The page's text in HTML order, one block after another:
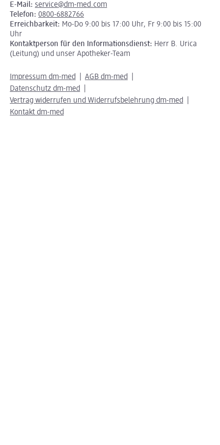
E-Mail: service@dm-med.com
Telefon: 0800-6882766
Erreichbarkeit: Mo-Do 9:00 bis 17:00 Uhr, Fr 9:00 bis 15:00
Uhr
Kontaktperson für den Informationsdienst: Herr B. Urica
(Leitung) und unser Apotheker-Team
Impressum dm-med
AGB dm-med
Datenschutz dm-med
Vertrag widerrufen und Widerrufsbelehrung dm-med
Kontakt dm-med